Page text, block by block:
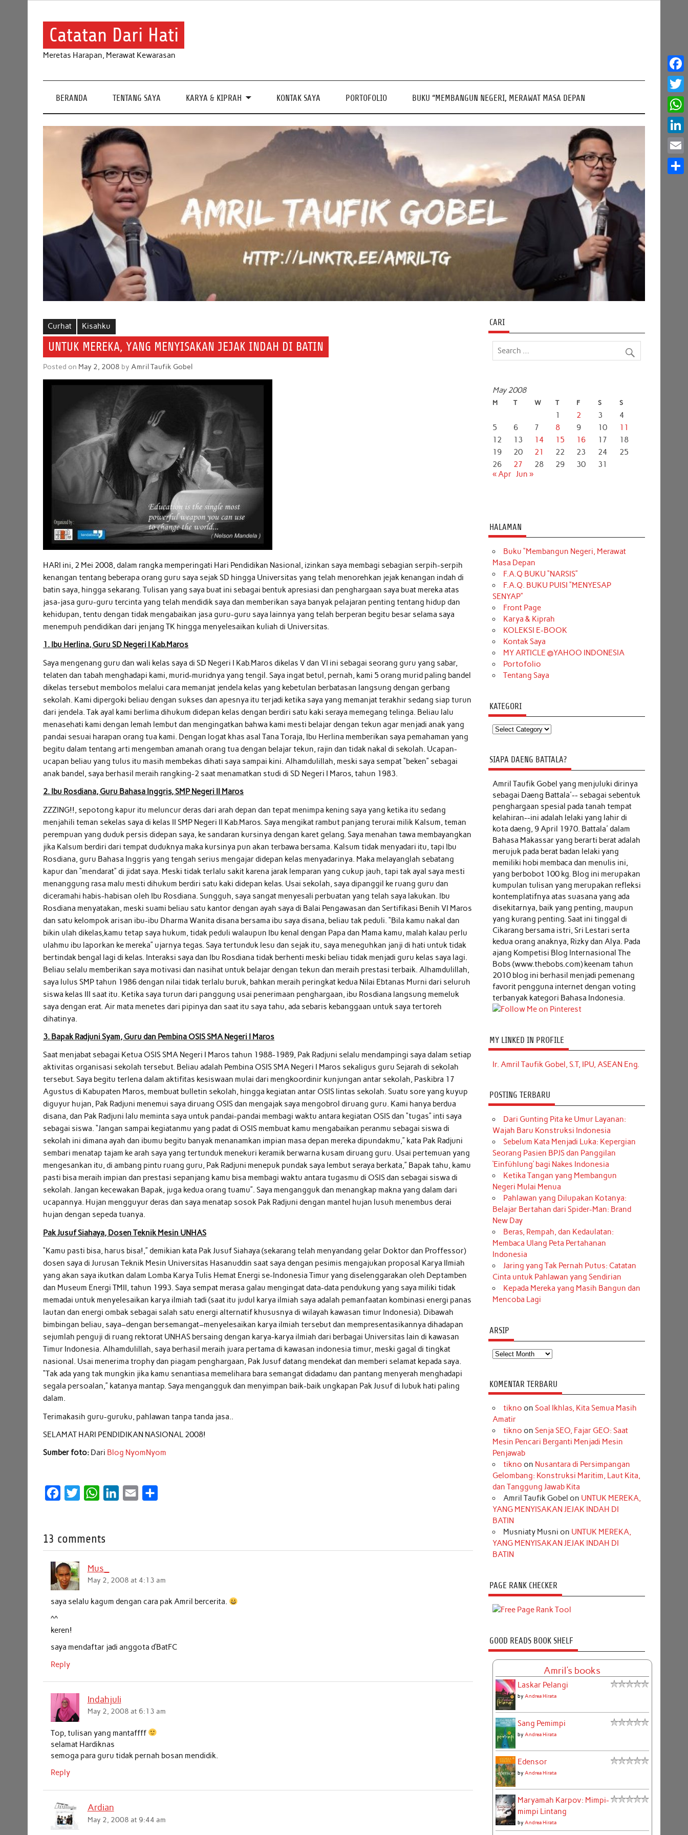
Catatan Dari Hati
Meretas Harapan, Merawat Kewarasan
BERANDA TENTANG SAYA KARYA & KIPRAH KONTAK SAYA PORTOFOLIO BUKU “MEMBANGUN NEGERI, MERAWAT MASA DEPAN
Curhat Kisahku
UNTUK MEREKA, YANG MENYISAKAN JEJAK INDAH DI BATIN
Posted on May 2, 2008 byAmril Taufik Gobel
HARI ini, 2 Mei 2008, dalam rangka memperingati Hari Pendidikan Nasional, izinkan saya membagi sebagian serpih-serpih
kenangan tentang beberapa orang guru saya sejak SD hingga Universitas yang telah menorehkan jejak kenangan indah di
batin saya, hingga sekarang. Tulisan yang saya buat ini sebagai bentuk apresiasi dan penghargaan saya buat mereka atas
jasa-jasa guru-guru tercinta yang telah mendidik saya dan memberikan saya banyak pelajaran penting tentang hidup dan
kehidupan, tentu dengan tidak mengabaikan jasa guru-guru saya lainnya yang telah berperan begitu besar selama saya
menempuh pendidikan dari jenjang TK hingga menyelesaikan kuliah di Universitas.
1. Ibu Herlina, Guru SD Negeri I Kab.Maros
Saya mengenang guru dan wali kelas saya di SD Negeri I Kab.Maros dikelas V dan VI ini sebagai seorang guru yang sabar,
telaten dan tabah menghadapi kami, murid-muridnya yang tengil. Saya ingat betul, pernah, kami 5 orang murid paling bandel
dikelas tersebut membolos melalui cara memanjat jendela kelas yang kebetulan berbatasan langsung dengan gerbang
sekolah. Kami dipergoki beliau dengan sukses dan apesnya itu terjadi ketika saya yang memanjat terakhir sedang siap turun
dari jendela. Tak ayal kami berlima dihukum didepan kelas dengan berdiri satu kaki seraya memegang telinga. Beliau lalu
menasehati kami dengan lemah lembut dan mengingatkan bahwa kami mesti belajar dengan tekun agar menjadi anak yang
pandai sesuai harapan orang tua kami. Dengan logat khas asal Tana Toraja, Ibu Herlina memberikan saya pemahaman yang
begitu dalam tentang arti mengemban amanah orang tua dengan belajar tekun, rajin dan tidak nakal di sekolah. Ucapan-
ucapan beliau yang tulus itu masih membekas dihati saya sampai kini. Alhamdulillah, meski saya sempat “beken” sebagai
anak bandel, saya berhasil meraih rangking-2 saat menamatkan studi di SD Negeri I Maros, tahun 1983.
2. Ibu Rosdiana, Guru Bahasa Inggris, SMP Negeri II Maros
ZZZING!!, sepotong kapur itu meluncur deras dari arah depan dan tepat menimpa kening saya yang ketika itu sedang
menjahili teman sekelas saya di kelas II SMP Negeri II Kab.Maros. Saya mengikat rambut panjang terurai milik Kalsum, teman
perempuan yang duduk persis didepan saya, ke sandaran kursinya dengan karet gelang. Saya menahan tawa membayangkan
jika Kalsum berdiri dari tempat duduknya maka kursinya pun akan terbawa bersama. Kalsum tidak menyadari itu, tapi Ibu
Rosdiana, guru Bahasa Inggris yang tengah serius mengajar didepan kelas menyadarinya. Maka melayanglah sebatang
kapur dan “mendarat” di jidat saya. Meski tidak terlalu sakit karena jarak lemparan yang cukup jauh, tapi tak ayal saya mesti
menanggung rasa malu mesti dihukum berdiri satu kaki didepan kelas. Usai sekolah, saya dipanggil ke ruang guru dan
diceramahi habis-habisan oleh Ibu Rosdiana. Sungguh, saya sangat menyesali perbuatan yang telah saya lakukan. Ibu
Rosdiana menyatakan, meski suami beliau satu kantor dengan ayah saya di Balai Pengawasan dan Sertifikasi Benih VI Maros
dan satu kelompok arisan ibu-ibu Dharma Wanita disana bersama ibu saya disana, beliau tak peduli. “Bila kamu nakal dan
bikin ulah dikelas,kamu tetap saya hukum, tidak peduli walaupun Ibu kenal dengan Papa dan Mama kamu, malah kalau perlu
ulahmu ibu laporkan ke mereka” ujarnya tegas. Saya tertunduk lesu dan sejak itu, saya meneguhkan janji di hati untuk tidak
bertindak bengal lagi di kelas. Interaksi saya dan Ibu Rosdiana tidak berhenti meski beliau tidak menjadi guru kelas saya lagi.
Beliau selalu memberikan saya motivasi dan nasihat untuk belajar dengan tekun dan meraih prestasi terbaik. Alhamdulillah,
saya lulus SMP tahun 1986 dengan nilai tidak terlalu buruk, bahkan meraih peringkat kedua Nilai Ebtanas Murni dari seluruh
siswa kelas III saat itu. Ketika saya turun dari panggung usai penerimaan penghargaan, ibu Rosdiana langsung memeluk
saya dengan erat. Air mata menetes dari pipinya dan saat itu saya tahu, ada sebaris kebanggaan untuk saya tertoreh
dihatinya.
3. Bapak Radjuni Syam, Guru dan Pembina OSIS SMA Negeri I Maros
Saat menjabat sebagai Ketua OSIS SMA Negeri I Maros tahun 1988-1989, Pak Radjuni selalu mendampingi saya dalam setiap
aktivitas organisasi sekolah tersebut. Beliau adalah Pembina OSIS SMA Negeri I Maros sekaligus guru Sejarah di sekolah
tersebut. Saya begitu terlena dalam aktifitas kesiswaan mulai dari mengkoordinir kunjungan antar sekolah, Paskibra 17
Agustus di Kabupaten Maros, membuat bulletin sekolah, hingga kegiatan antar OSIS lintas sekolah. Suatu sore yang kuyup
diguyur hujan, Pak Radjuni menemui saya diruang OSIS dan mengajak saya mengobrol diruang guru. Kami hanya berdua
disana, dan Pak Radjuni lalu meminta saya untuk pandai-pandai membagi waktu antara kegiatan OSIS dan “tugas” inti saya
sebagai siswa. “Jangan sampai kegiatanmu yang padat di OSIS membuat kamu mengabaikan peranmu sebagai siswa di
sekolah ini dimana ayah dan ibumu begitu banyak menanamkan impian masa depan mereka dipundakmu,” kata Pak Radjuni
sembari menatap tajam ke arah saya yang tertunduk menekuri keramik berwarna kusam diruang guru. Usai pertemuan yang
mengesankan itu, di ambang pintu ruang guru, Pak Radjuni menepuk pundak saya lembut seraya berkata,” Bapak tahu, kamu
pasti bisa meraih impian dan prestasi sepanjang kamu bisa membagi waktu antara tugasmu di OSIS dan sebagai siswa di
sekolah. Jangan kecewakan Bapak, juga kedua orang tuamu”. Saya mengangguk dan menangkap makna yang dalam dari
ucapannya. Hujan mengguyur deras dan saya menatap sosok Pak Radjuni dengan mantel hujan lusuh menembus derai
hujan dengan sepeda tuanya.
Pak Jusuf Siahaya, Dosen Teknik Mesin UNHAS
“Kamu pasti bisa, harus bisa!,” demikian kata Pak Jusuf Siahaya (sekarang telah menyandang gelar Doktor dan Proffessor)
dosen saya di Jurusan Teknik Mesin Universitas Hasanuddin saat saya dengan pesimis mengajukan proposal Karya Ilmiah
yang akan saya ikutkan dalam Lomba Karya Tulis Hemat Energi se-Indonesia Timur yang diselenggarakan oleh Deptamben
dan Museum Energi TMII, tahun 1993. Saya sempat merasa galau mengingat data-data pendukung yang saya miliki tidak
memadai untuk menyelesaikan karya ilmiah tadi (saat itu judul karya ilmiah saya adalah pemanfaatan kombinasi energi panas
lautan dan energi ombak sebagai salah satu energi alternatif khususnya di wilayah kawasan timur Indonesia). Dibawah
bimbingan beliau, saya–dengan bersemangat–menyelesaikan karya ilmiah tersebut dan mempresentasikannya dihadapan
sejumlah penguji di ruang rektorat UNHAS bersaing dengan karya-karya ilmiah dari berbagai Universitas lain di kawasan
Timur Indonesia. Alhamdulillah, saya berhasil meraih juara pertama di kawasan indonesia timur, meski gagal di tingkat
nasional. Usai menerima trophy dan piagam penghargaan, Pak Jusuf datang mendekat dan memberi selamat kepada saya.
“Tak ada yang tak mungkin jika kamu senantiasa memelihara bara semangat didadamu dan pantang menyerah menghadapi
segala persoalan,” katanya mantap. Saya mengangguk dan menyimpan baik-baik ungkapan Pak Jusuf di lubuk hati paling
dalam.
Terimakasih guru-guruku, pahlawan tanpa tanda jasa..
SELAMAT HARI PENDIDIKAN NASIONAL 2008!
Sumber foto: Dari Blog NyomNyom
e
b
o
o
k
t
t
W
t
s
A
p
p
e
I
n
l
e
13 comments
Mus_
May 2, 2008 at 4:13 am
saya selalu kagum dengan cara pak Amril bercerita.
^^
keren!
saya mendaftar jadi anggota d’BatFC
Reply
Indahjuli
May 2, 2008 at 6:13 am
Top, tulisan yang mantaffff
selamat Hardiknas
semoga para guru tidak pernah bosan mendidik.
Reply
Ardian
May 2, 2008 at 9:44 am
CARI
May 2008
M T W T F S S
1 2 3
4
5
6 7 8 9 10
11
12
13 14 15 16 17
18
19
20 21 22 23 24
25
26
27 28 29 30
31
« Apr Jun »
HALAMAN
Buku “Membangun Negeri, Merawat
Masa Depan
F.A.Q BUKU “NARSIS”
F.A.Q. BUKU PUISI “MENYESAP
SENYAP”
Front Page
Karya & Kiprah
KOLEKSI E-BOOK
Kontak Saya
MY ARTICLE @YAHOO INDONESIA
Portofolio
Tentang Saya
KATEGORI
Kategori
SIAPA DAENG BATTALA?
Amril Taufik Gobel yang menjuluki dirinya
sebagai Daeng Battala'-- sebagai sebentuk
penghargaan spesial pada tanah tempat
kelahiran--ini adalah lelaki yang lahir di
kota daeng, 9 April 1970. Battala' dalam
Bahasa Makassar yang berarti berat adalah
merujuk pada berat badan lelaki yang
memiliki hobi membaca dan menulis ini,
yang berbobot 100 kg. Blog ini merupakan
kumpulan tulisan yang merupakan refleksi
kontemplatifnya atas suasana yang ada
disekitarnya, baik yang penting, maupun
yang kurang penting. Saat ini tinggal di
Cikarang bersama istri, Sri Lestari serta
kedua orang anaknya, Rizky dan Alya. Pada
ajang Kompetisi Blog Internasional The
Bobs (www.thebobs.com) keenam tahun
2010 blog ini berhasil menjadi pemenang
favorit pengguna internet dengan voting
terbanyak kategori Bahasa Indonesia.
MY LINKED IN PROFILE
Ir. Amril Taufik Gobel, S.T, IPU, ASEAN Eng.
POSTING TERBARU
Dari Gunting Pita ke Umur Layanan:
Wajah Baru Konstruksi Indonesia
Sebelum Kata Menjadi Luka: Kepergian
Seorang Pasien BPJS dan Panggilan
‘Einfühlung’ bagi Nakes Indonesia
Ketika Tangan yang Membangun
Negeri Mulai Menua
Pahlawan yang Dilupakan Kotanya:
Belajar Bertahan dari Spider-Man: Brand
New Day
Beras, Rempah, dan Kedaulatan:
Membaca Ulang Peta Pertahanan
Indonesia
Jaring yang Tak Pernah Putus: Catatan
Cinta untuk Pahlawan yang Sendirian
Kepada Mereka yang Masih Bangun dan
Mencoba Lagi
ARSIP
Arsip
KOMENTAR TERBARU
tikno on Soal Ikhlas, Kita Semua Masih
Amatir
tikno on Senja SEO, Fajar GEO: Saat
Mesin Pencari Berganti Menjadi Mesin
Penjawab
tikno on Nusantara di Persimpangan
Gelombang: Konstruksi Maritim, Laut Kita,
dan Tanggung Jawab Kita
Amril Taufik Gobel on UNTUK MEREKA,
YANG MENYISAKAN JEJAK INDAH DI
BATIN
Musniaty Musni on UNTUK MEREKA,
YANG MENYISAKAN JEJAK INDAH DI
BATIN
PAGE RANK CHECKER
GOOD READS BOOK SHELF
Amril's books
Laskar Pelangi
by Andrea Hirata
Sang Pemimpi
by Andrea Hirata
Edensor
by Andrea Hirata
Maryamah Karpov: Mimpi-
mimpi Lintang
by Andrea Hirata
Email